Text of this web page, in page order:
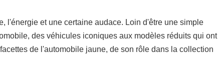
l'énergie et une certaine audace. Loin d'être une simple
des véhicules iconiques aux modèles réduits qui ont
de l'automobile jaune, de son rôle dans la collection